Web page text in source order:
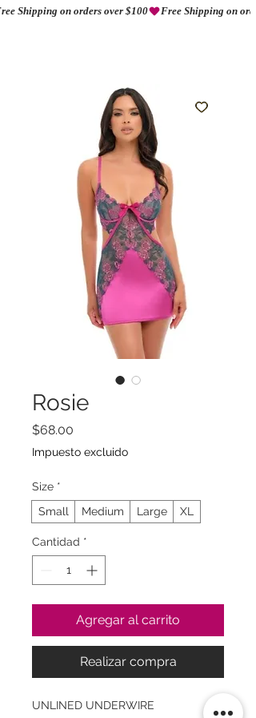
Shipping on orders over $100
Rosie
$68.00
Impuesto excluido
Size *
Small
Medium Large XL
Cantidad *
Agregar al carrito
Realizar compra
UNLINED UNDERWIRE